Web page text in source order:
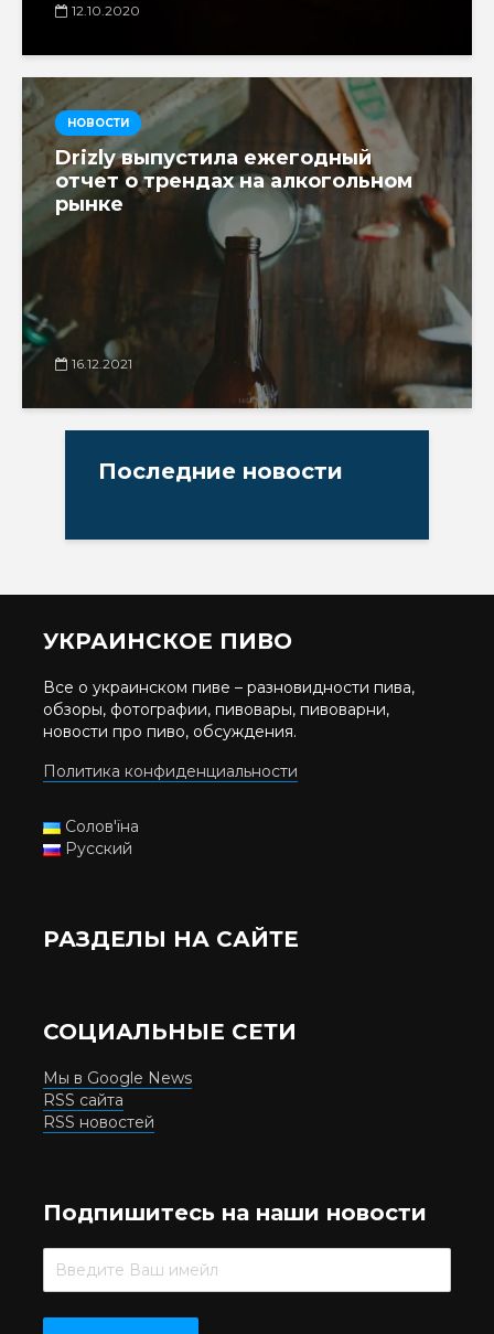
12.10.2020
НОВОСТИ
Drizly выпустила ежегодный
отчет о трендах на алкогольном
рынке
16.12.2021
Последние новости
УКРАИНСКОЕ ПИВО
Все о украинском пиве – разновидности пива,
обзоры, фотографии, пивовары, пивоварни,
новости про пиво, обсуждения.
Политика конфиденциальности
Солов'їна
Русский
РАЗДЕЛЫ НА САЙТЕ
СОЦИАЛЬНЫЕ СЕТИ
Мы в Google News
RSS сайта
RSS новостей
Подпишитесь на наши новости